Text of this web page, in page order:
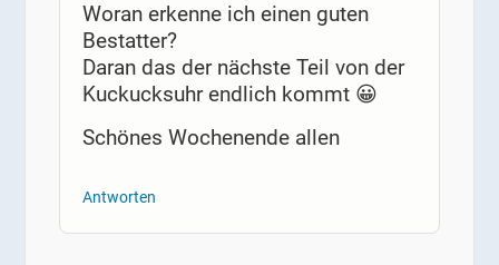
Woran erkenne ich einen guten
Bestatter?
Daran das der nächste Teil von der
Kuckucksuhr endlich kommt 😀
Schönes Wochenende allen
Antworten